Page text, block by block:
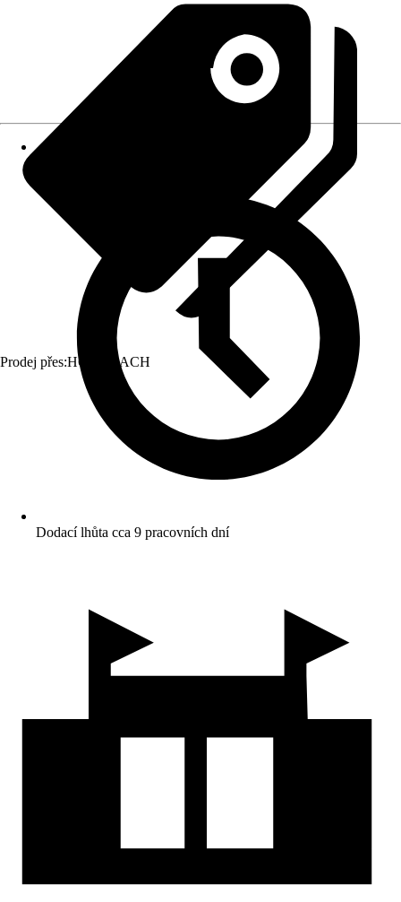
Prodej přes:HORNBACH
Dodací lhůta cca 9 pracovních dní